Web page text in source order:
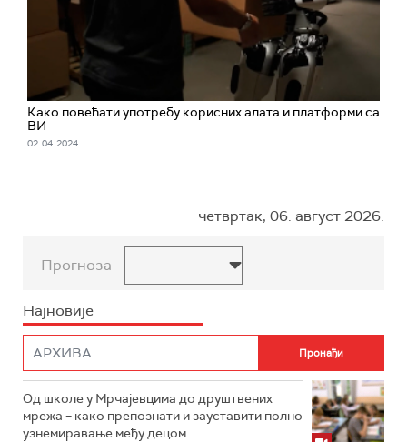
Како повећати употребу корисних алата и платформи са
ВИ
02. 04. 2024.
четвртак, 06. август 2026.
Прогноза
Најновије
Од школе у Мрчајевцима до друштвених
мрежа – како препознати и зауставити полно
узнемиравање међу децом